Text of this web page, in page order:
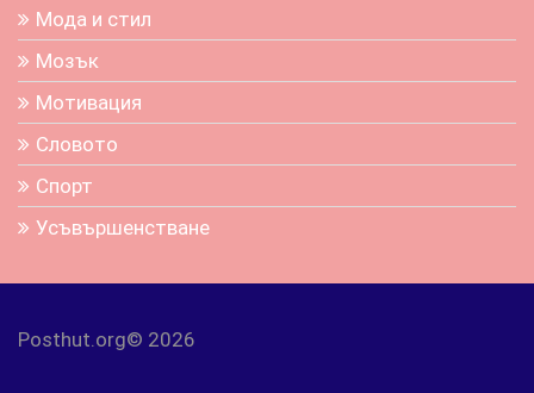
Мода и стил
Мозък
Мотивация
Словото
Спорт
Усъвършенстване
Posthut.org© 2026